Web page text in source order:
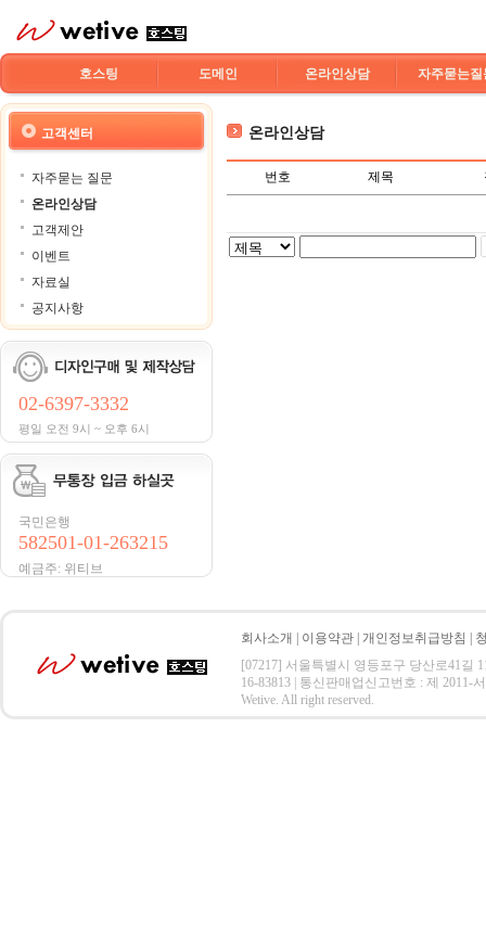
호스팅 도메인 온라인상담 자주묻는질
고객센터
자주묻는 질문
온라인상담
고객제안
이벤트
자료실
공지사항
02-6397-3332
평일 오전 9시 ~ 오후 6시
국민은행
582501-01-263215
예금주: 위티브
온라인상담
번호 제목
회사소개 이용약관 개인정보취급방침
[07217] 서울특별시 영등포구 당산로41길
16-83813 | 통신판매업신고번호 : 제 2011-
Wetive. All right reserved.